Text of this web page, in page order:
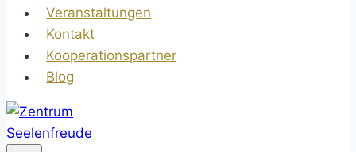
Veranstaltungen
Kontakt
Kooperationspartner
Blog